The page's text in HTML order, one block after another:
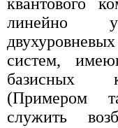
линейно
систем,
базисных
(Примером
служить